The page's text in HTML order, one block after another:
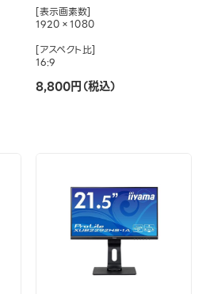
[表示画素数]
1920×1080
[アスペクト比]
16:9
8,800円（税込）